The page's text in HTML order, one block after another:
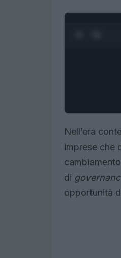
Nell’era
imprese che
di
opportunità